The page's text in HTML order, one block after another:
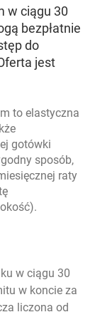
w ciągu 30
bezpłatnie
do
jest
to elastyczna
gotówki
sposób,
raty
w ciągu 30
w koncie za
liczona od